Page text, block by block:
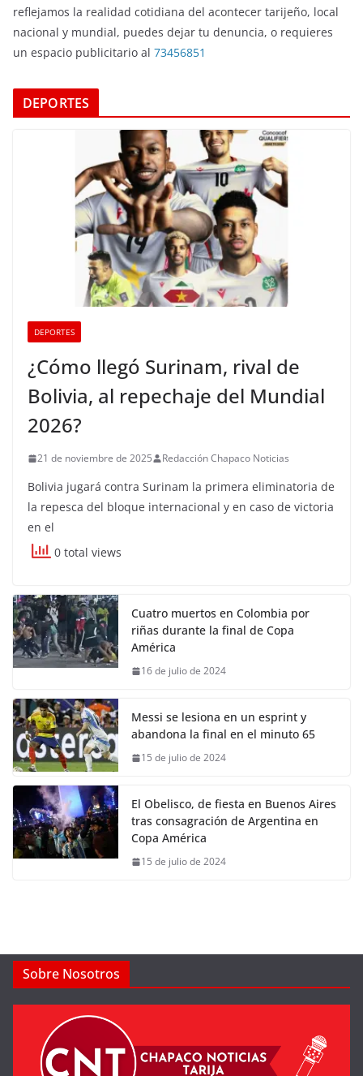
reflejamos la realidad cotidiana del acontecer tarijeño, local
nacional y mundial, puedes dejar tu denuncia, o requieres
un espacio publicitario al 73456851
DEPORTES
DEPORTES
¿Cómo llegó Surinam, rival de
Bolivia, al repechaje del Mundial
2026?
21 de noviembre de 2025 Redacción Chapaco Noticias
Bolivia jugará contra Surinam la primera eliminatoria de
la repesca del bloque internacional y en caso de victoria
en el
0 total views
Cuatro muertos en Colombia por
riñas durante la final de Copa
América
16 de julio de 2024
Messi se lesiona en un esprint y
abandona la final en el minuto 65
15 de julio de 2024
El Obelisco, de fiesta en Buenos Aires
tras consagración de Argentina en
Copa América
15 de julio de 2024
Sobre Nosotros